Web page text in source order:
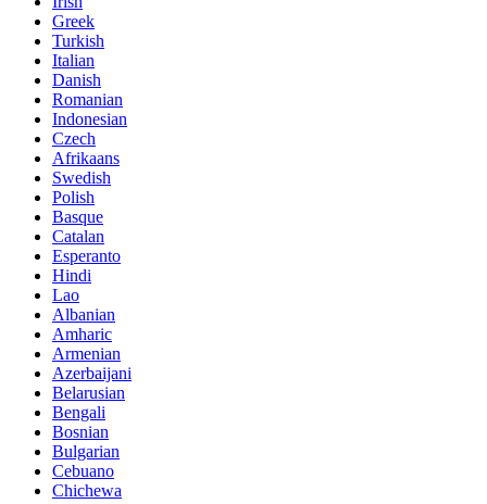
Greek
Turkish
Italian
Danish
Romanian
Indonesian
Czech
Afrikaans
Swedish
Polish
Basque
Catalan
Esperanto
Hindi
Lao
Albanian
Amharic
Armenian
Azerbaijani
Belarusian
Bengali
Bosnian
Bulgarian
Cebuano
Chichewa